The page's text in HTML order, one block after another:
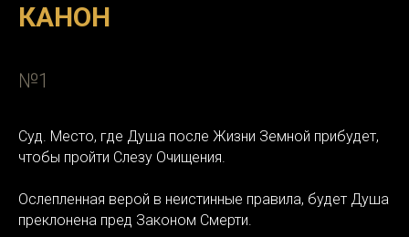
КАНОН
№1
Суд. Место, где Душа после Жизни Земной прибудет,
чтобы пройти Слезу Очищения.
Ослепленная верой в неистинные правила, будет Душа
преклонена пред Законом Смерти.